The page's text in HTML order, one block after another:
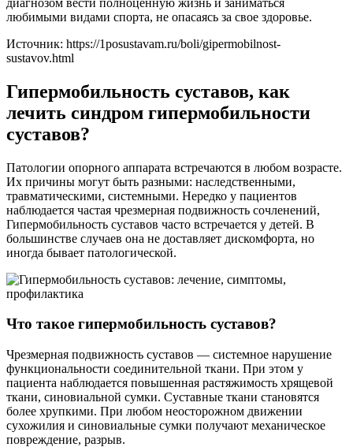
любимыми видами спорта, не опасаясь за свое здоровье.
Источник: https://1posustavam.ru/boli/gipermobilnost-
sustavov.html
Гипермобильность суставов, как
лечить синдром гипермобильности
суставов?
Патологии опорного аппарата встречаются в любом возрасте.
Их причины могут быть разными: наследственными,
травматическими, системными. Нередко у пациентов
наблюдается частая чрезмерная подвижность сочленений,
Гипермобильность суставов часто встречается у детей. В
большинстве случаев она не доставляет дискомфорта, но
иногда бывает патологической.
Что такое гипермобильность суставов?
Чрезмерная подвижность суставов — системное нарушение
функциональности соединительной ткани. При этом у
пациента наблюдается повышенная растяжимость хрящевой
ткани, синовиальной сумки. Суставные ткани становятся
более хрупкими. При любом неосторожном движении
сухожилия и синовиальные сумки получают механическое
повреждение, разрыв.